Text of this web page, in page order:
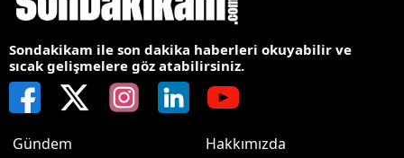
Sondakikam ile son dakika haberleri okuyabilir ve
sıcak gelişmelere göz atabilirsiniz.
Gündem
Hakkımızda